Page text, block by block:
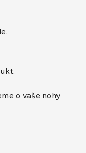
o vaše nohy